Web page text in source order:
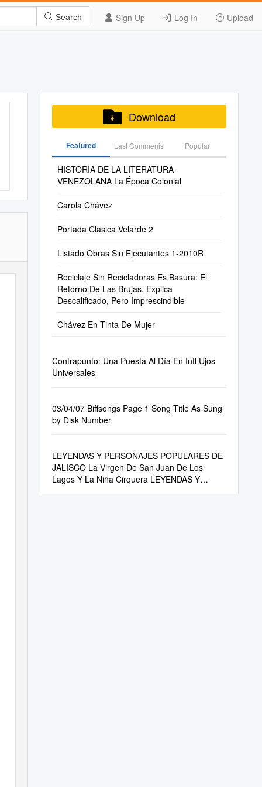
Sign Up Log In Upload
Search
Download
Featured Last Commenis Popular
HISTORIA DE LA LITERATURA
VENEZOLANA La Época Colonial
Carola Chávez
Portada Clasica Velarde 2
Listado Obras Sin Ejecutantes 1-2010R
Reciclaje Sin Recicladoras Es Basura: El
Retorno De Las Brujas, Explica
Descalificado, Pero Imprescindible
Chávez En Tinta De Mujer
Contrapunto: Una Puesta Al Día En Infl Ujos
Universales
03/04/07 Biffsongs Page 1 Song Title As Sung
by Disk Number
LEYENDAS Y PERSONAJES POPULARES DE
JALISCO La Virgen De San Juan De Los
Lagos Y La Niña Cirquera LEYENDAS Y
PERSONAJES POPULARES DE JALISCO